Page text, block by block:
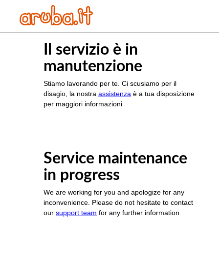
Il servizio è in
manutenzione
Stiamo lavorando per te. Ci scusiamo per il
disagio, la nostra assistenza è a tua disposizione
per maggiori informazioni
Service maintenance
in progress
We are working for you and apologize for any
inconvenience. Please do not hesitate to contact
our support team for any further information